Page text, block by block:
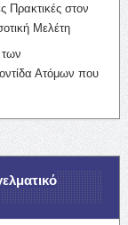
Πρακτικές στον
Μελέτη
Ατόμων που